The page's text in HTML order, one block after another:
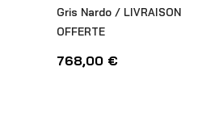
Gris Nardo / LIVRAISON
OFFERTE
768,00 €